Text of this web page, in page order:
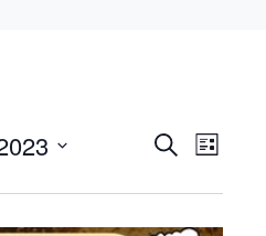
E
v
C
r
a
E
e
E
e